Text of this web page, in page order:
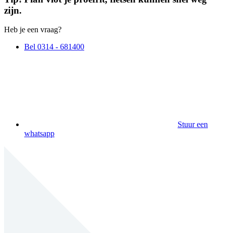
zijn.
Heb je een vraag?
Bel 0314 - 681400
Stuur een
whatsapp